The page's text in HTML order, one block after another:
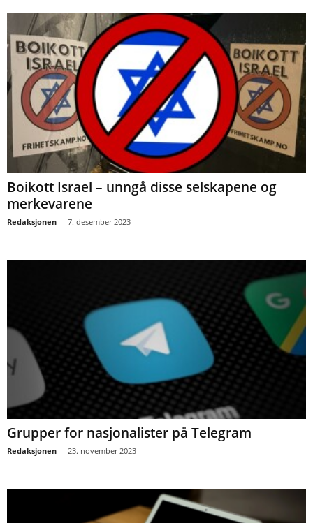
Boikott Israel – unngå disse selskapene og
merkevarene
Redaksjonen - 7. desember 2023
Grupper for nasjonalister på Telegram
Redaksjonen - 23. november 2023